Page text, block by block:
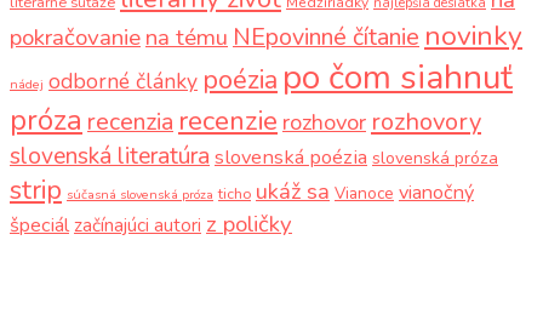
pokračovaniena tému NEpovinné čítanie novinky
nádej odborné články poézia po čom siahnuť
próza recenzia recenzie rozhovor rozhovory
slovenská literatúra slovenská poézia slovenská próza
strip súčasná slovenská próza ticho ukáž sa Vianoce vianočný
špeciál začínajúci autori z poličky